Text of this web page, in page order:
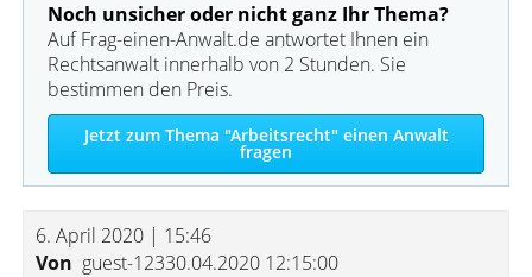
Noch unsicher oder nicht ganz Ihr Thema?
Auf Frag-einen-Anwalt.de antwortet Ihnen ein
Rechtsanwalt innerhalb von 2 Stunden. Sie
bestimmen den Preis.
Jetzt zum Thema "Arbeitsrecht" einen Anwalt
fragen
6. April 2020 | 15:46
Von guest-12330.04.2020 12:15:00